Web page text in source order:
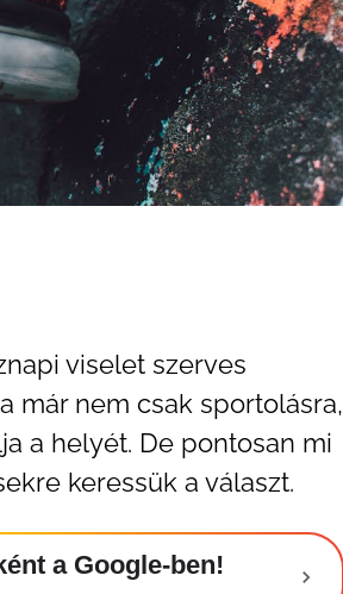
viselet szerves
már nem csak sportolásra,
a helyét. De pontosan mi
keressük a választ.
a Google-ben!